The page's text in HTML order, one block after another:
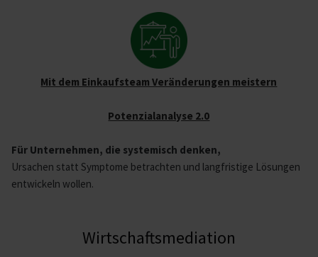
Mit dem Einkaufsteam Veränderungen meistern
Potenzialanalyse 2.0
Für Unternehmen, die systemisch denken,
Ursachen statt Symptome betrachten und langfristige Lösungen
entwickeln wollen.
Wirt­schafts­me­diation